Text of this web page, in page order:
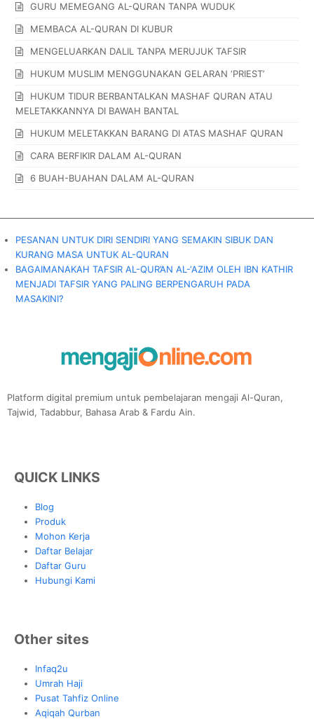
GURU MEMEGANG AL-QURAN TANPA WUDUK
MEMBACA AL-QURAN DI KUBUR
MENGELUARKAN DALIL TANPA MERUJUK TAFSIR
HUKUM MUSLIM MENGGUNAKAN GELARAN ‘PRIEST’
HUKUM TIDUR BERBANTALKAN MASHAF QURAN ATAU
MELETAKKANNYA DI BAWAH BANTAL
HUKUM MELETAKKAN BARANG DI ATAS MASHAF QURAN
CARA BERFIKIR DALAM AL-QURAN
6 BUAH-BUAHAN DALAM AL-QURAN
PESANAN UNTUK DIRI SENDIRI YANG SEMAKIN SIBUK DAN
KURANG MASA UNTUK AL-QURAN
BAGAIMANAKAH TAFSIR AL-QUR’AN AL-‘AZIM OLEH IBN KATHIR
MENJADI TAFSIR YANG PALING BERPENGARUH PADA
MASAKINI?
Platform digital premium untuk pembelajaran mengaji Al-Quran,
Tajwid, Tadabbur, Bahasa Arab & Fardu Ain.
QUICK LINKS
Blog
Produk
Mohon Kerja
Daftar Belajar
Daftar Guru
Hubungi Kami
Other sites
Infaq2u
Umrah Haji
Pusat Tahfiz Online
Aqiqah Qurban